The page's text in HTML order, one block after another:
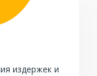
издержек и